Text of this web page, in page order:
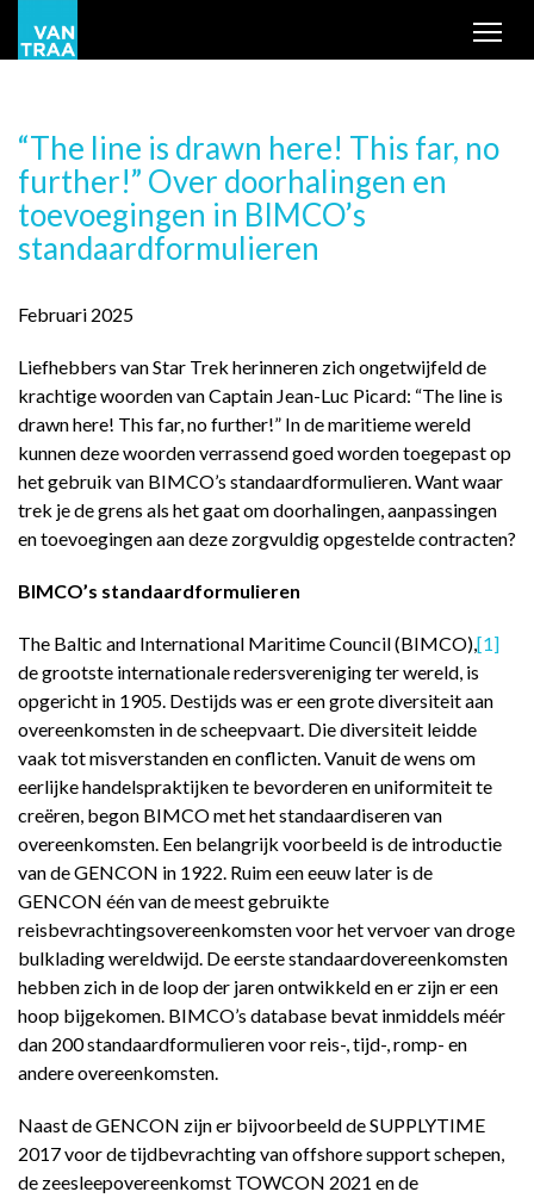
“The line is drawn here! This far, no
further!” Over doorhalingen en
toevoegingen in BIMCO’s
standaardformulieren
Februari 2025
Liefhebbers van Star Trek herinneren zich ongetwijfeld de
krachtige woorden van Captain Jean-Luc Picard: “The line is
drawn here! This far, no further!” In de maritieme wereld
kunnen deze woorden verrassend goed worden toegepast op
het gebruik van BIMCO’s standaardformulieren. Want waar
trek je de grens als het gaat om doorhalingen, aanpassingen
en toevoegingen aan deze zorgvuldig opgestelde contracten?
BIMCO’s standaardformulieren
The Baltic and International Maritime Council (BIMCO),[1]
de grootste internationale redersvereniging ter wereld, is
opgericht in 1905. Destijds was er een grote diversiteit aan
overeenkomsten in de scheepvaart. Die diversiteit leidde
vaak tot misverstanden en conflicten. Vanuit de wens om
eerlijke handelspraktijken te bevorderen en uniformiteit te
creëren, begon BIMCO met het standaardiseren van
overeenkomsten. Een belangrijk voorbeeld is de introductie
van de GENCON in 1922. Ruim een eeuw later is de
GENCON één van de meest gebruikte
reisbevrachtingsovereenkomsten voor het vervoer van droge
bulklading wereldwijd. De eerste standaardovereenkomsten
hebben zich in de loop der jaren ontwikkeld en er zijn er een
hoop bijgekomen. BIMCO’s database bevat inmiddels méér
dan 200 standaardformulieren voor reis-, tijd-, romp- en
andere overeenkomsten.
Naast de GENCON zijn er bijvoorbeeld de SUPPLYTIME
2017 voor de tijdbevrachting van offshore support schepen,
de zeesleepovereenkomst TOWCON 2021 en de